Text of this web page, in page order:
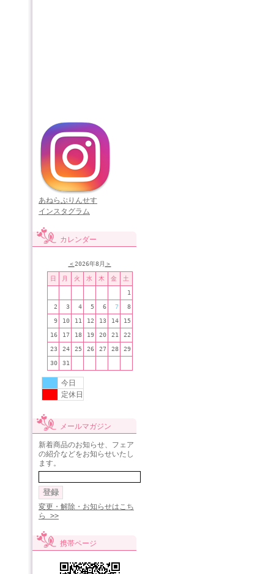
あねらぷりんせす
インスタグラム
カレンダー
＜2026年8月 ＞
日 月 火 水 木 金 土
1
2 3 4 5 6 7 8
9 10 11 12 13 14 15
16 17 18 19 20 21 22
23 24 25 26 27 28 29
30 31
今日
定休日
メールマガジン
新着商品のお知らせ、フェア
の紹介などをお知らせいたし
ます。
変更・解除・お知らせはこち
ら >>
携帯ページ